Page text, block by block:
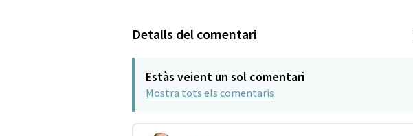
Detalls del comentari
Estàs veient un sol comentari
Mostra tots els comentaris